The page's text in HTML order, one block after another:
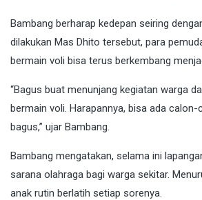
Bambang berharap kedepan seiring
dilakukan Mas Dhito tersebut, para
bermain voli bisa terus berkembang
“Bagus buat menunjang kegiatan warga
bermain voli. Harapannya, bisa ada calon-
bagus,” ujar Bambang.
Bambang mengatakan, selama ini
sarana olahraga bagi warga sekitar.
anak rutin berlatih setiap sorenya.